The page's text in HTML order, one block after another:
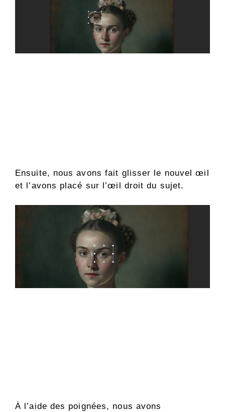
Ensuite, nous avons fait glisser le nouvel œil
et l’avons placé sur l’œil droit du sujet.
À l’aide des poignées, nous avons